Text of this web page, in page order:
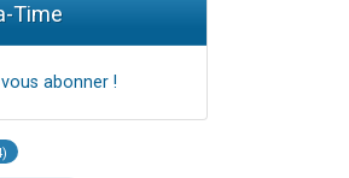
Time
abonner !